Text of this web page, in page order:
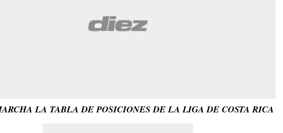
LA TABLA DE POSICIONES DE LA LIGA DE COSTA RICA